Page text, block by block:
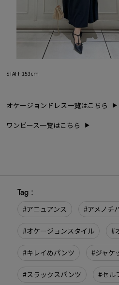
STAFF 153cm
オケージョンドレス一覧はこちら
ワンピース一覧はこちら
Tag :
#アニュアンス #アメノチ
#オケージョンスタイル #
#キレイめパンツ #ジャケ
#スラックスパンツ #セル